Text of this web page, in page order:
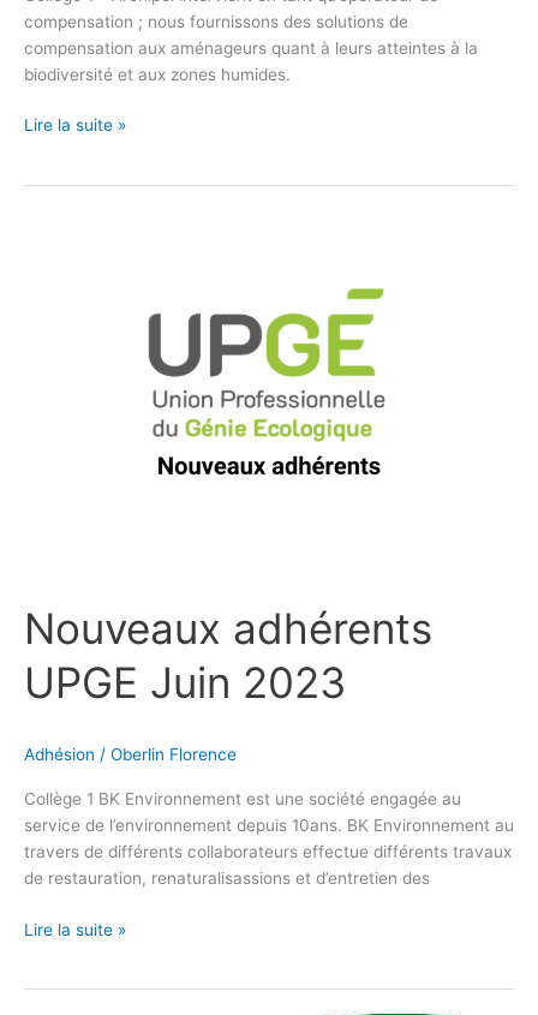
compensation ; nous fournissons des solutions de
compensation aux aménageurs quant à leurs atteintes à la
biodiversité et aux zones humides.
Lire la suite »
Nouveaux adhérents
UPGE Juin 2023
Adhésion / Oberlin Florence
Collège 1 BK Environnement est une société engagée au
service de l’environnement depuis 10ans. BK Environnement au
travers de différents collaborateurs effectue différents travaux
de restauration, renaturalisassions et d’entretien des
Lire la suite »